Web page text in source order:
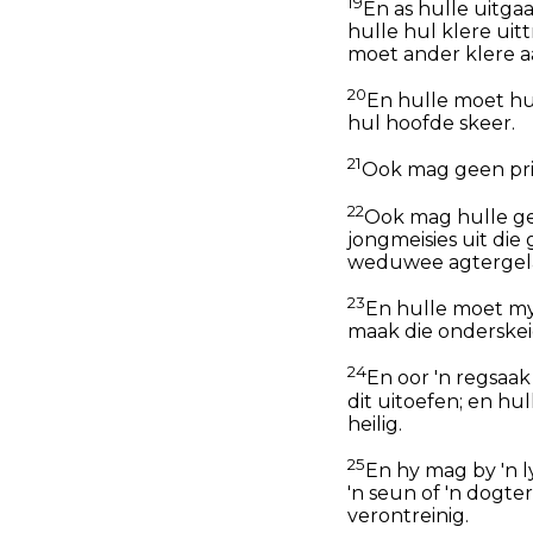
En as hulle
hulle hul klere
moet ander klere
20 En hulle moet
hul hoofde skeer.
21Ook mag geen
22Ook mag hulle
jongmeisies uit die
weduwee
23 En hulle moet
maak die
24En oor 'n
dit uitoefen; en
heilig.
25En hy mag by 'n
'n seun of 'n
verontreinig.